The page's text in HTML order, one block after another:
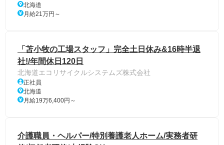
北海道
月給21万円～
「苫小牧の工場スタッフ」完全土日休み&16時半退
社!/年間休日120日
北海道エコリサイクルシステムズ株式会社
正社員
北海道
月給19万6,400円～
介護職員・ヘルパー/特別養護老人ホーム/実務者研